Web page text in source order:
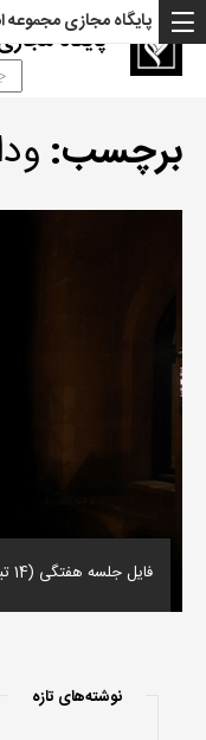
پایگاه
پایگاه مجازی مجموعه
برچسب:
فایل جلسه هفتگی (14 تیر ) وداع با ماه رمضان
نوشته‌های تازه